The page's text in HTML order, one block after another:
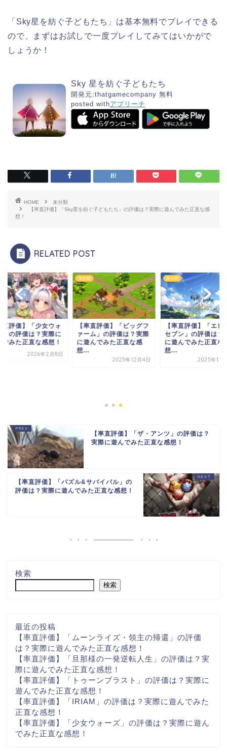
「Sky星を紡ぐ子どもたち」は基本無料でプレイできる
ので、まずはお試しで一度プレイしてみてはいかがで
しょうか！
Sky 星を紡ぐ子どもたち
開発元:thatgamecompany 無料
posted withアプリーチ
HOME
未分類
【率直評価】「Sky星を紡ぐ子どもたち」の評価は？実際に遊んでみた正直な感
想！
RELATED POST
直評価】「少女ウォ
」の評価は？実際に
でみた正直な感想！
2026年2月8日
未分類
【率直評価】「ビッグフ
ァーム」の評価は？実際
に遊んでみた正直な感
想...
2025年12月4日
未分類
【率直評価】「エピ
セブン」の評価は？
に遊んでみた正直な
想...
2025年11
【率直評価】「ザ・アンツ」の評価は？
実際に遊んでみた正直な感想！
【率直評価】「パズル&サバイバル」の
評価は？実際に遊んでみた正直な感想！
検索
検索
最近の投稿
【率直評価】「ムーンライズ・領主の帰還」の評価
は？実際に遊んでみた正直な感想！
【率直評価】「旦那様の一発逆転人生」の評価は？実
際に遊んでみた正直な感想！
【率直評価】「トゥーンブラスト」の評価は？実際に
遊んでみた正直な感想！
【率直評価】「IRIAM」の評価は？実際に遊んでみた
正直な感想！
【率直評価】「少女ウォーズ」の評価は？実際に遊ん
でみた正直な感想！